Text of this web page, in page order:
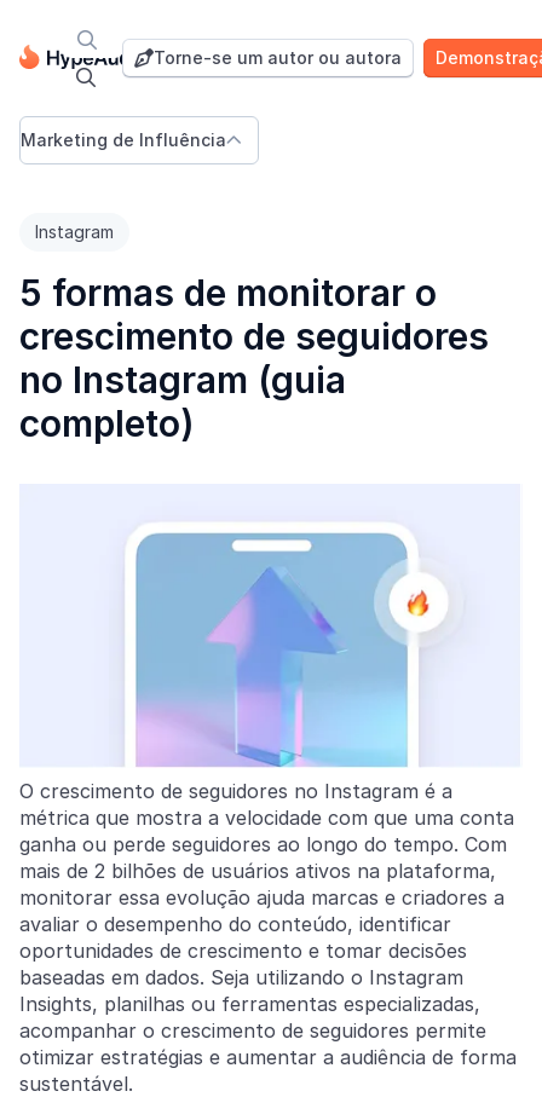
Blog


Torne-se um autor ou autora
Marketing de Influência
Instagram
5 formas de monitorar o
crescimento de seguidores
no Instagram (guia
completo)
O crescimento de seguidores no Instagram é a
métrica que mostra a velocidade com que uma conta
ganha ou perde seguidores ao longo do tempo. Com
mais de 2 bilhões de usuários ativos na plataforma,
monitorar essa evolução ajuda marcas e criadores a
avaliar o desempenho do conteúdo, identificar
oportunidades de crescimento e tomar decisões
baseadas em dados. Seja utilizando o Instagram
Insights, planilhas ou ferramentas especializadas,
acompanhar o crescimento de seguidores permite
otimizar estratégias e aumentar a audiência de forma
sustentável.